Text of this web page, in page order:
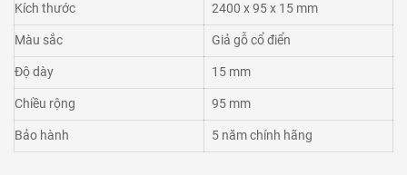
Kích thước 2400 x 95 x 15 mm
Màu sắc Giả gỗ cổ điển
Độ dày 15 mm
Chiều rộng 95 mm
Bảo hành 5 năm chính hãng